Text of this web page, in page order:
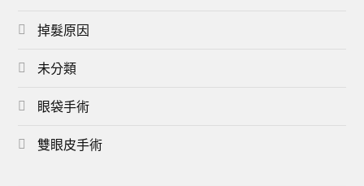
掉髮原因
未分類
眼袋手術
雙眼皮手術